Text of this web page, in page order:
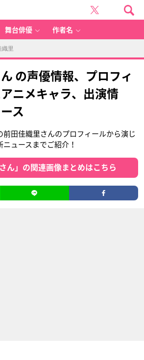
舞台俳優 作者名
里
の声優情報、プロフィ
ニメキャラ、出演情
ス
前田佳織里さんのプロフィールから演じ
ュースまでご紹介！
ん」の関連画像まとめはこちら